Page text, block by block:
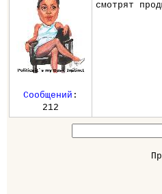
смотрят
Сообщений :
212